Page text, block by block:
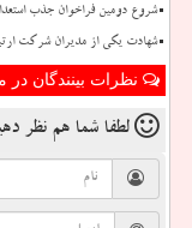
شروع دومین فراخوان جذب
شهادت یکی از مدیران شرکت
نظرات بینندگان
لطفا شما هم نظر